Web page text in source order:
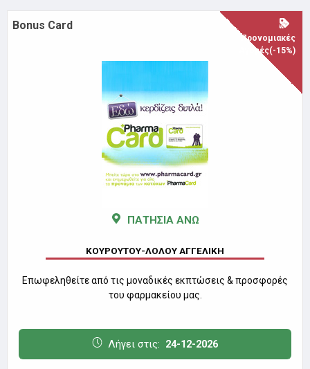
Bonus Card
Προνομιακές
Αγορές(-15%)
ΠΑΤΗΣΙΑ ΑΝΩ
ΚΟΥΡΟΥΤΟΥ-ΛΟΛΟΥ ΑΓΓΕΛΙΚΗ
Επωφεληθείτε από τις μοναδικές εκπτώσεις & προσφορές
του φαρμακείου μας.
Λήγει στις: 24-12-2026